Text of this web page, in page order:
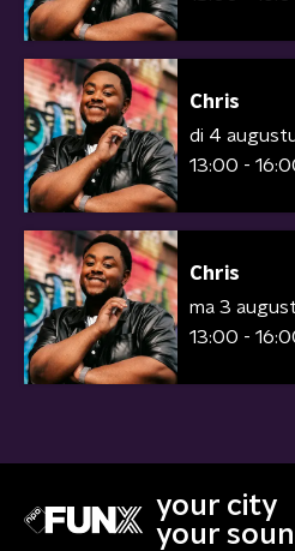
Chris
di 4
13:00 -
Chris
ma 3
13:00 -
your city
your